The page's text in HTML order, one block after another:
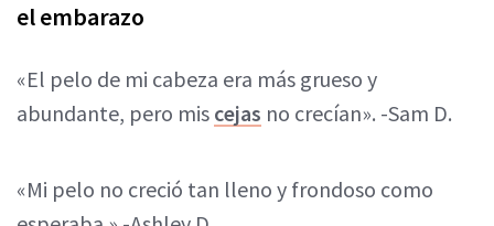
el embarazo
«El pelo de mi cabeza era más grueso y
abundante, pero mis cejas no crecían». -Sam D.
«Mi pelo no creció tan lleno y frondoso como